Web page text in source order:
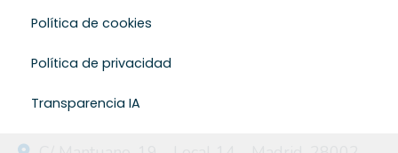
Política de cookies
Política de privacidad
Transparencia IA